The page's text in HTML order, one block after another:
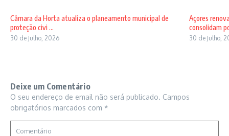
Câmara da Horta atualiza o planeamento municipal de
proteção civi ...
30 de Julho, 2026
Açores
consolidam
30 de Julho,
Deixe um Comentário
O seu endereço de email não será publicado. Campos
obrigatórios marcados com *